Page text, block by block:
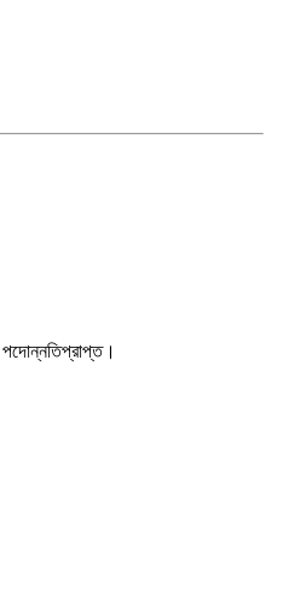
পদোন্নতিপ্রাপ্ত।